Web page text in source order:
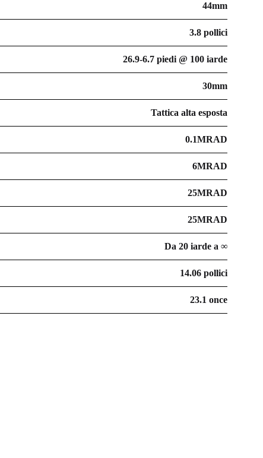
44mm
3.8 pollici
26.9-6.7 piedi @ 100 iarde
30mm
Tattica alta esposta
0.1MRAD
6MRAD
25MRAD
25MRAD
Da 20 iarde a ∞
14.06 pollici
23.1 once